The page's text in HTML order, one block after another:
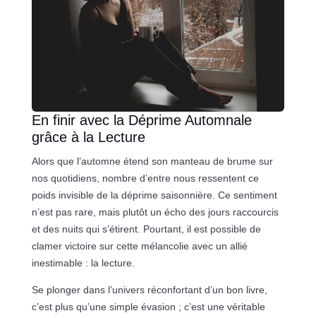
En finir avec la Déprime Automnale
grâce à la Lecture
Alors que l’automne étend son manteau de brume sur
nos quotidiens, nombre d’entre nous ressentent ce
poids invisible de la déprime saisonnière. Ce sentiment
n’est pas rare, mais plutôt un écho des jours raccourcis
et des nuits qui s’étirent. Pourtant, il est possible de
clamer victoire sur cette mélancolie avec un allié
inestimable : la lecture.
Se plonger dans l’univers réconfortant d’un bon livre,
c’est plus qu’une simple évasion ; c’est une véritable